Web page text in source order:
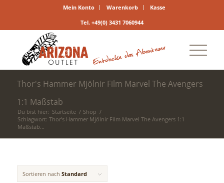
Mein Konto Warenkorb
Kasse
Tel. +49(0) 3431 7060944
Thor's Hammer Mjölnir Film Marvel The Avengers
1:1 Maßstab
Du bist hier: Startseite / Shop /
Schlagwort: Thor's Hammer Mjölnir Film Marvel The Avengers 1:1
Maßstab...
Sortieren nach Standard